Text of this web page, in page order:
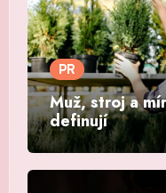
PR
Muž, stroj a
definují